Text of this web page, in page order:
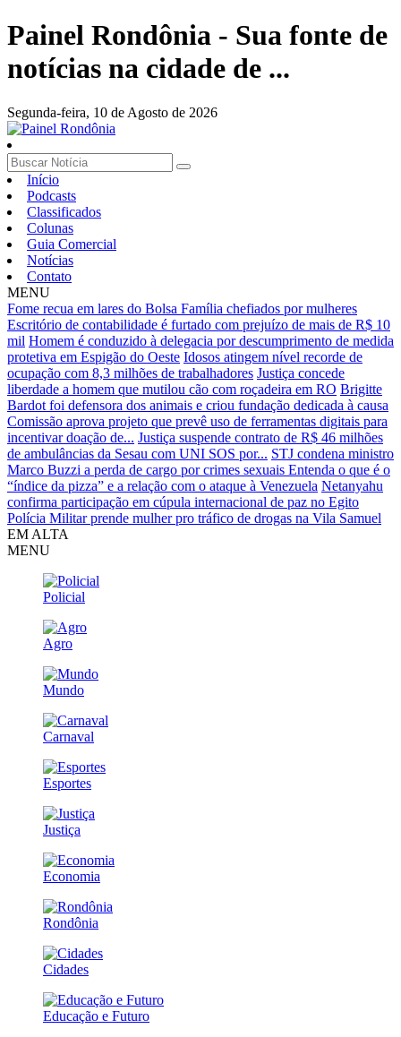
Painel Rondônia - Sua fonte de
notícias na cidade de ...
Segunda-feira, 10 de Agosto de 2026
Início
Podcasts
Classificados
Colunas
Guia Comercial
Notícias
Contato
MENU
Fome recua em lares do Bolsa Família chefiados por mulheres
Escritório de contabilidade é furtado com prejuízo de mais de R$ 10
mil Homem é conduzido à delegacia por descumprimento de medida
protetiva em Espigão do Oeste Idosos atingem nível recorde de
ocupação com 8,3 milhões de trabalhadores Justiça concede
liberdade a homem que mutilou cão com roçadeira em RO Brigitte
Bardot foi defensora dos animais e criou fundação dedicada à causa
Comissão aprova projeto que prevê uso de ferramentas digitais para
incentivar doação de... Justiça suspende contrato de R$ 46 milhões
de ambulâncias da Sesau com UNI SOS por... STJ condena ministro
Marco Buzzi a perda de cargo por crimes sexuais Entenda o que é o
“índice da pizza” e a relação com o ataque à Venezuela Netanyahu
confirma participação em cúpula internacional de paz no Egito
Polícia Militar prende mulher pro tráfico de drogas na Vila Samuel
EM ALTA
MENU
Policial
Agro
Mundo
Carnaval
Esportes
Justiça
Economia
Rondônia
Cidades
Educação e Futuro